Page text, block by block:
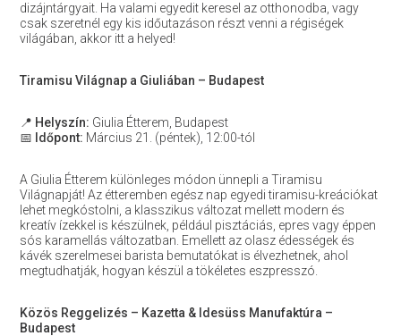
dizájntárgyait. Ha valami egyedit keresel az otthonodba, vagy
csak szeretnél egy kis időutazáson részt venni a régiségek
világában, akkor itt a helyed!
Tiramisu Világnap a Giuliában – Budapest
📍 Helyszín: Giulia Étterem, Budapest
📅 Időpont: Március 21. (péntek), 12:00-tól
A Giulia Étterem különleges módon ünnepli a Tiramisu
Világnapját! Az étteremben egész nap egyedi tiramisu-kreációkat
lehet megkóstolni, a klasszikus változat mellett modern és
kreatív ízekkel is készülnek, például pisztáciás, epres vagy éppen
sós karamellás változatban. Emellett az olasz édességek és
kávék szerelmesei barista bemutatókat is élvezhetnek, ahol
megtudhatják, hogyan készül a tökéletes eszpresszó.
Közös Reggelizés – Kazetta & Idesüss Manufaktúra –
Budapest